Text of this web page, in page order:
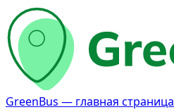
GreenBus — главная страница